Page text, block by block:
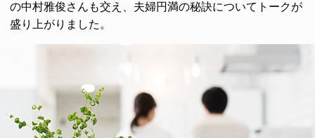
の中村雅俊さんも交え、夫婦円満の秘訣についてトークが
盛り上がりました。